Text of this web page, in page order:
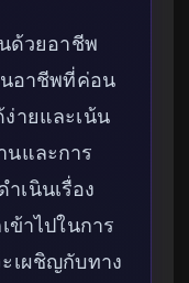
ด้วยอาชีพ
นอาชีพที่ค่อน
ายและเน้น
และการ
เนินเรื่อง
ข้าไปในการ
เผชิญกับทาง